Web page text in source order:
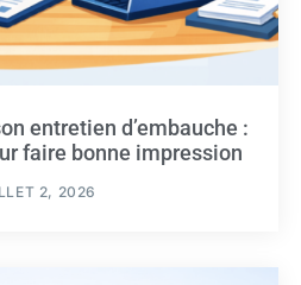
entretien d’embauche :
faire bonne impression
2, 2026